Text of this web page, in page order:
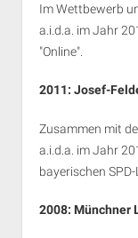
Im Wettbewerb
a.i.d.a. im Jahr
"Online".
2011: Josef-
Zusammen mit
a.i.d.a. im Jahr
bayerischen
2008: Münchner